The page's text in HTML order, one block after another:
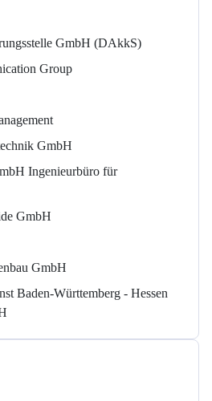
GmbH (DAkkS)
Group
GmbH
Ingenieurbüro für
GmbH
GmbH
Baden-Württemberg - Hessen